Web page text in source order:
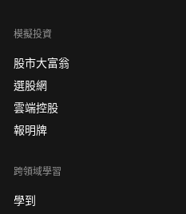
模擬投資
股市大富翁
選股網
雲端控股
報明牌
跨領域學習
學到